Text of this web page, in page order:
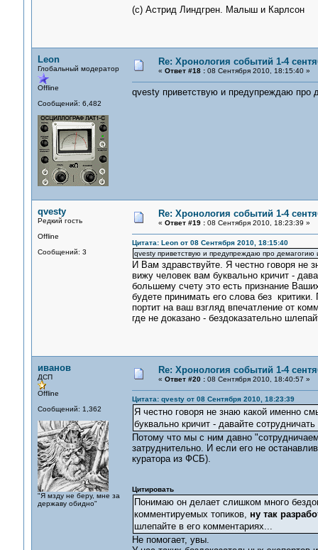
(c) Астрид Линдгрен. Малыш и Карлсон
Leon
Глобальный модератор
Offline
Сообщений: 6,482
Re: Хронология событий 1-4
« Ответ #18 :08 Сентября 2010, 18:15:40 »
qvesty приветствую и предупреждаю про
qvesty
Редкий гость
Offline
Сообщений: 3
Re: Хронология событий 1-4
« Ответ #19 :08 Сентября 2010, 18:23:39 »
Цитата: Leon от 08 Сентября 2010, 18:15:40
qvesty приветствую и предупреждаю про демагогию
И Вам здравствуйте. Я честно говоря
вижу человек вам буквально кричит -
большему счету это есть признание
будете принимать его слова без
портит на ваш взгляд впечатление от
где не доказано - бездоказательно
иванов
ДСП
Offline
Сообщений: 1,362
"Я мзду не беру, мне за
державу обидно"
Re: Хронология событий 1-4
« Ответ #20 :08 Сентября 2010, 18:40:57 »
Цитата: qvesty от 08 Сентября 2010, 18:23:39
Я честно говоря не знаю какой именно
буквально кричит - давайте
Потому что мы с ним давно
затруднительно. И если его не
куратора из ФСБ).
Цитировать
Понимаю он делает слишком много
комментируемых топиков, ну так
шлепайте в его комментариях...
Не помогает, увы.